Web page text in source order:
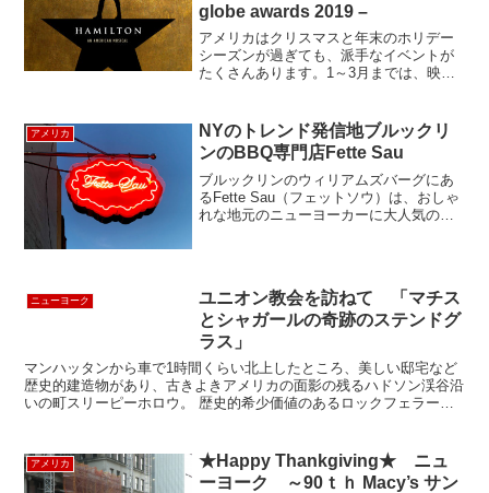
globe awards 2019 –
アメリカはクリスマスと年末のホリデー
シーズンが過ぎても、派手なイベントが
たくさんあります。1～3月までは、映画
気分がめいりそうになりますが、そんな
気分を吹き飛ばしてくれ...
アメリカ
NYのトレンド発信地ブルックリ
ンのBBQ専門店Fette Sau
ブルックリンのウィリアムズバーグにあ
るFette Sau（フェットソウ）は、おしゃ
れな地元のニューヨーカーに大人気のベ
ニューヨーク
ユニオン教会を訪ねて 「マチス
とシャガールの奇跡のステンドグ
ラス」
マンハッタンから車で1時間くらい北上したところ、美しい邸宅など
歴史的建造物があり、古きよきアメリカの面影の残るハドソン渓谷沿
いの町スリーピーホロウ。 歴史的希少価値のあるロックフェラー
アメリカ
★Happy Thankgiving★ ニュ
ーヨーク ～90ｔｈ Macy’s サン